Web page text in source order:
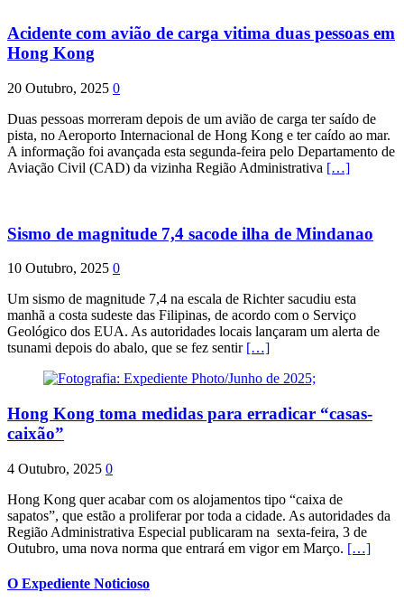
Acidente com avião de carga vitima duas pessoas em
Hong Kong
20 Outubro, 2025 0
Duas pessoas morreram depois de um avião de carga ter saído de
pista, no Aeroporto Internacional de Hong Kong e ter caído ao mar.
A informação foi avançada esta segunda-feira pelo Departamento de
Aviação Civil (CAD) da vizinha Região Administrativa […]
Sismo de magnitude 7,4 sacode ilha de Mindanao
10 Outubro, 2025 0
Um sismo de magnitude 7,4 na escala de Richter sacudiu esta
manhã a costa sudeste das Filipinas, de acordo com o Serviço
Geológico dos EUA. As autoridades locais lançaram um alerta de
tsunami depois do abalo, que se fez sentir […]
Hong Kong toma medidas para erradicar “casas-
caixão”
4 Outubro, 2025 0
Hong Kong quer acabar com os alojamentos tipo “caixa de
sapatos”, que estão a proliferar por toda a cidade. As autoridades da
Região Administrativa Especial publicaram na sexta-feira, 3 de
Outubro, uma nova norma que entrará em vigor em Março. […]
O Expediente Noticioso